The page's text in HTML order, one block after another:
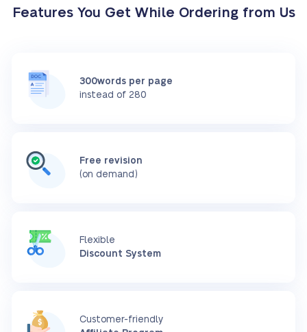
Features You Get While Ordering from Us
300words per page
instead of 280
Free revision
(on demand)
Flexible
Discount System
Customer-friendly